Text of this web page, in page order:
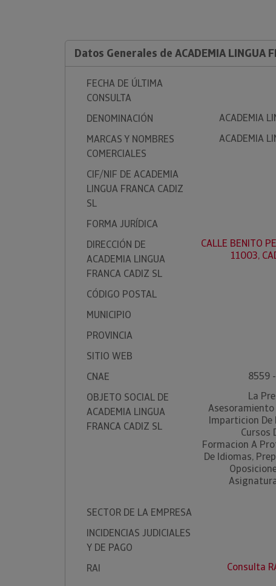
Datos Generales de ACADEMIA LINGUA
FECHA DE ÚLTIMA
CONSULTA
DENOMINACIÓN
ACADEMIA
MARCAS Y NOMBRES
COMERCIALES
ACADEMIA
CIF/NIF DE ACADEMIA
LINGUA FRANCA CADIZ
SL
FORMA JURÍDICA
DIRECCIÓN DE
ACADEMIA LINGUA
FRANCA CADIZ SL
CALLE BENITO
11003,
CÓDIGO POSTAL
MUNICIPIO
PROVINCIA
SITIO WEB
CNAE
8559
OBJETO SOCIAL DE
ACADEMIA LINGUA
FRANCA CADIZ SL
La
Asesoramiento
Imparticion De
Cursos
Formacion A
De Idiomas,
SECTOR DE LA EMPRESA
INCIDENCIAS JUDICIALES
Y DE PAGO
RAI
Consulta